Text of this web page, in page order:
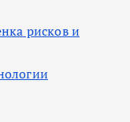
рисков и